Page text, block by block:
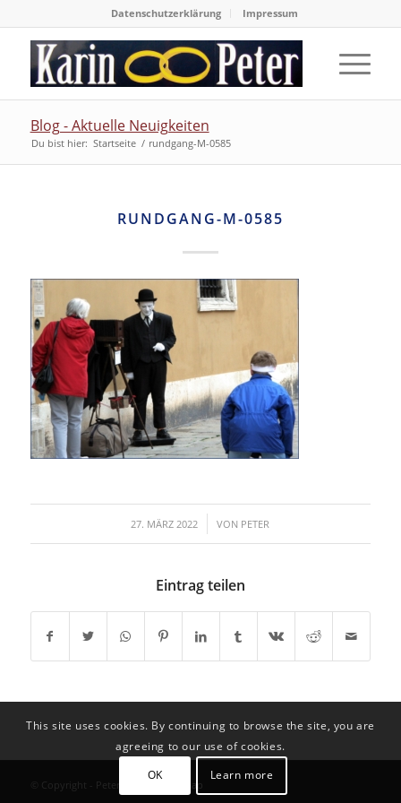
Datenschutzerklärung Impressum
Blog - Aktuelle Neuigkeiten
Du bist hier: Startseite / rundgang-M-0585
RUNDGANG-M-0585
27. MÄRZ 2022
/ VON PETER
Eintrag teilen
© Copyright - Peter Schätzl | Sitemap
This site uses cookies. By continuing to browse the site, you are
agreeing to our use of cookies.
OK
Learn more